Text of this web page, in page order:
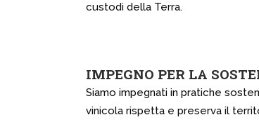
custodi della Terra.
IMPEGNO PER LA
Siamo impegnati in pratiche
vinicola rispetta e preserva il